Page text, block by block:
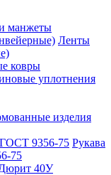
манжеты
Ленты
ковры
уплотнения
изделия
Рукава
75
40У